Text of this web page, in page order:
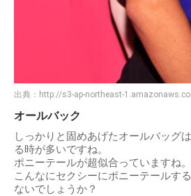
出典： http://s3-ap-northeast-
オールバック
しっかりと固めあげたオールバッグ
る時が多いですね。
ポニーテールが超似合っていますね。
こんなにセクシーにポニーテールす
ないでしょうか？